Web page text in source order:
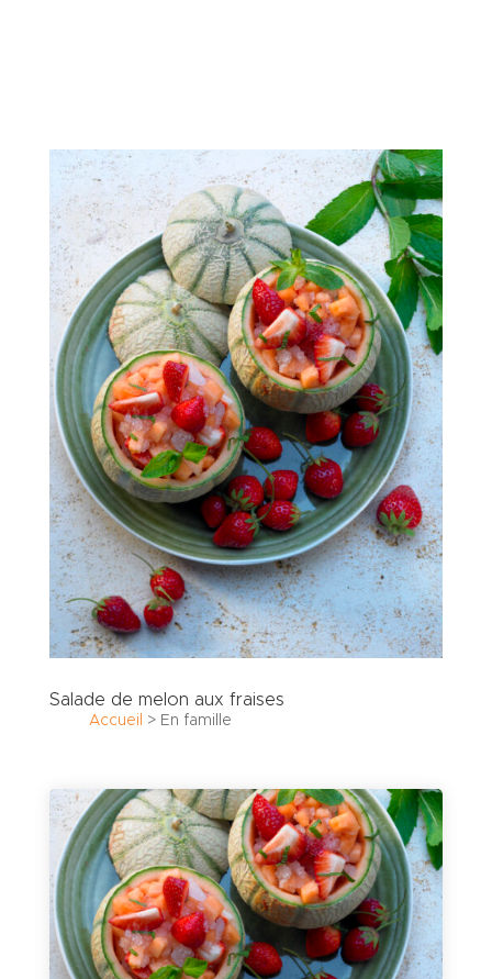
Salade de melon aux fraises
Accueil > En famille